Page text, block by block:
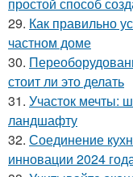
простой способ
29. Как правильно
частном доме
30.
стоит ли это делать
31. Участок мечты:
ландшафту
32. Соединение
инновации 2024